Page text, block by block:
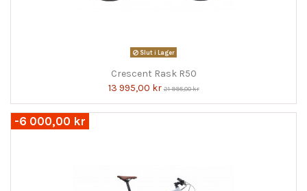
Slut i Lager
Crescent Rask R50
13 995,00 kr21 995,00 kr
-6 000,00 kr